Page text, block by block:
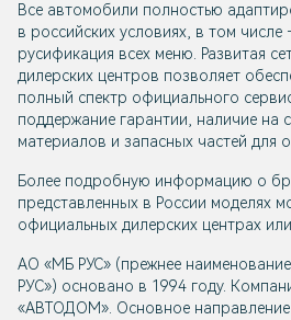
Все автомобили полностью
в российских условиях, в том числе
русификация всех меню. Развитая
дилерских центров позволяет
полный спектр официального
поддержание гарантии, наличие на
материалов и запасных частей для
Более подробную информацию о
представленных в России моделях
официальных дилерских центрах
АО «МБ РУС» (прежнее
PУC») основано в 1994 году.
«АВТОДОМ». Основное направление